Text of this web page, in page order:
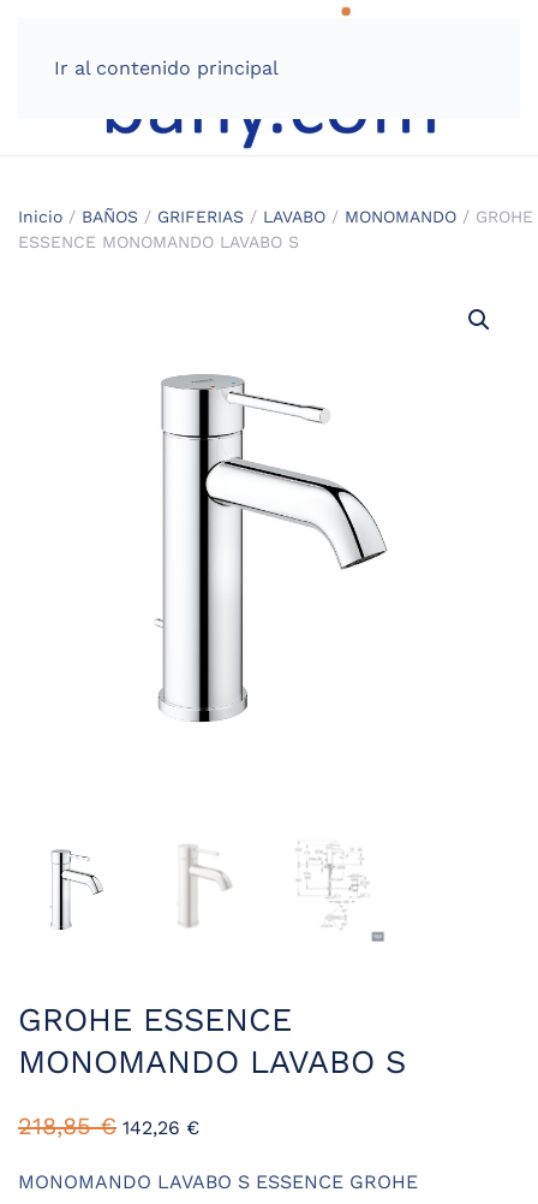
Ir al contenido principal
Inicio / BAÑOS / GRIFERIAS / LAVABO / MONOMANDO / GROHE
ESSENCE MONOMANDO LAVABO S
GROHE ESSENCE
MONOMANDO LAVABO S
218,85€ 142,26 €
MONOMANDO LAVABO S ESSENCE GROHE